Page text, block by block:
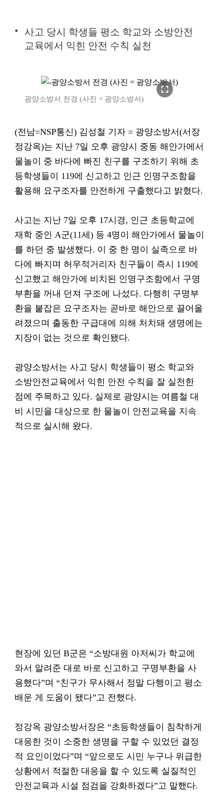
사고 당시 학생들 평소 학교와 소방안전
교육에서 익힌 안전 수칙 실천
fullscreen
광양소방서 전경 (사진 = 광양소방서)
(전남=NSP통신) 김성철 기자 = 광양소방서(서장
정강옥)는 지난 7일 오후 광양시 중동 해안가에서
물놀이 중 바다에 빠진 친구를 구조하기 위해 초
등학생들이 119에 신고하고 인근 인명구조함을
활용해 요구조자를 안전하게 구출했다고 밝혔다.
사고는 지난 7일 오후 17시경, 인근 초등학교에
재학 중인 A군(11세) 등 4명이 해안가에서 물놀이
를 하던 중 발생했다. 이 중 한 명이 실족으로 바
다에 빠지며 허우적거리자 친구들이 즉시 119에
신고했고 해안가에 비치된 인명구조함에서 구명
부환을 꺼내 던져 구조에 나섰다. 다행히 구명부
환을 붙잡은 요구조자는 곧바로 해안으로 끌어올
려졌으며 출동한 구급대에 의해 처치돼 생명에는
지장이 없는 것으로 확인됐다.
광양소방서는 사고 당시 학생들이 평소 학교와
소방안전교육에서 익힌 안전 수칙을 잘 실천한
점에 주목하고 있다. 실제로 광양시는 여름철 대
비 시민을 대상으로 한 물놀이 안전교육을 지속
적으로 실시해 왔다.
현장에 있던 B군은 “소방대원 아저씨가 학교에
와서 알려준 대로 바로 신고하고 구명부환을 사
용했다”며 “친구가 무사해서 정말 다행이고 평소
배운 게 도움이 됐다”고 전했다.
정강옥 광양소방서장은 “초등학생들이 침착하게
대응한 것이 소중한 생명을 구할 수 있었던 결정
적 요인이었다”며 “앞으로도 시민 누구나 위급한
상황에서 적절한 대응을 할 수 있도록 실질적인
안전교육과 시설 점검을 강화하겠다”고 말했다.